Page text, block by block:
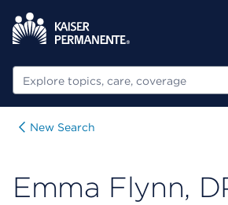
Buscar
New Search
Emma Flynn,